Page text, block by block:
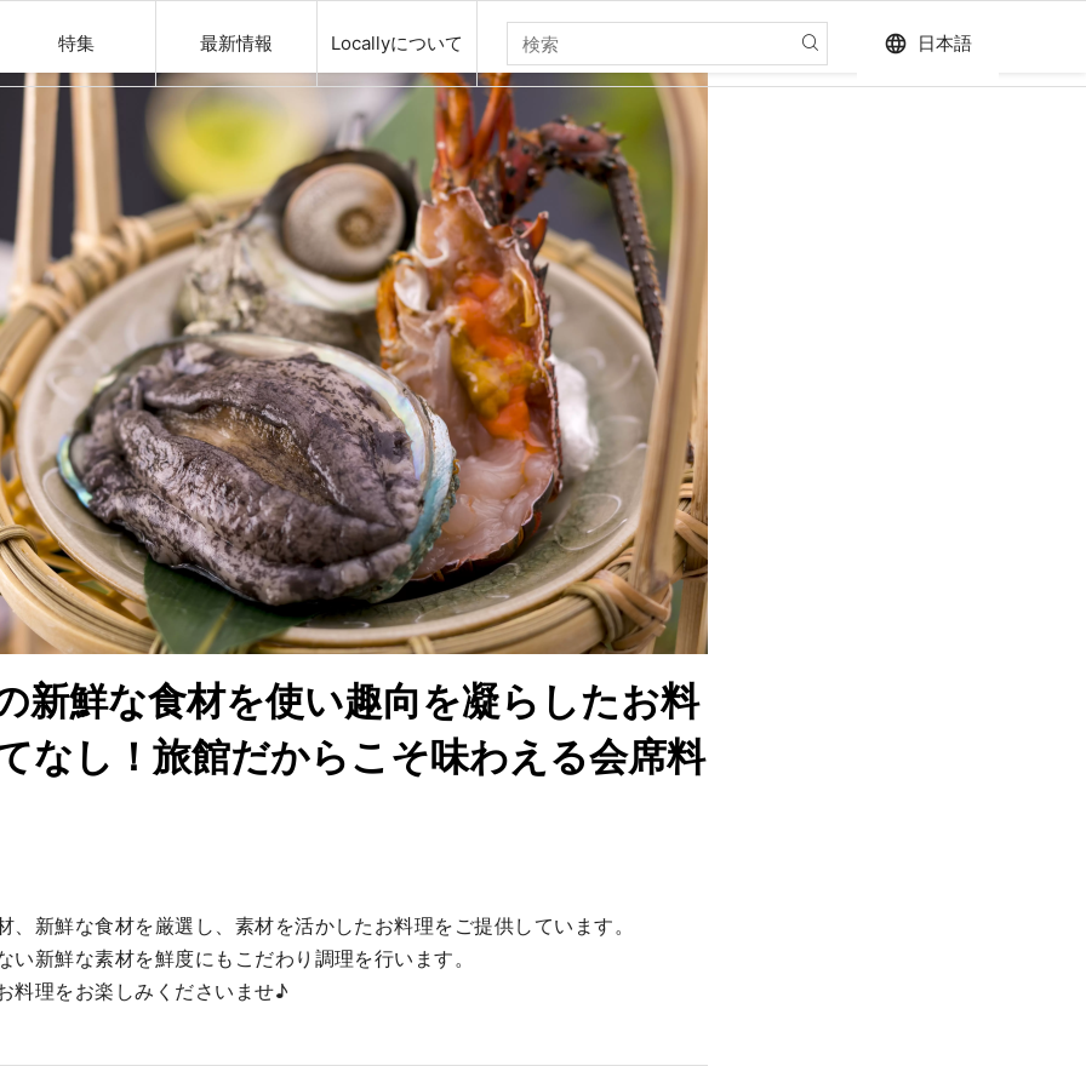
特集 最新情報 Locallyについて language 日本語
新鮮な食材を使い趣向を凝らしたお料
なし！旅館だからこそ味わえる会席料
、新鮮な食材を厳選し、素材を活かしたお料理をご提供しています。
い新鮮な素材を鮮度にもこだわり調理を行います。
料理をお楽しみくださいませ♪